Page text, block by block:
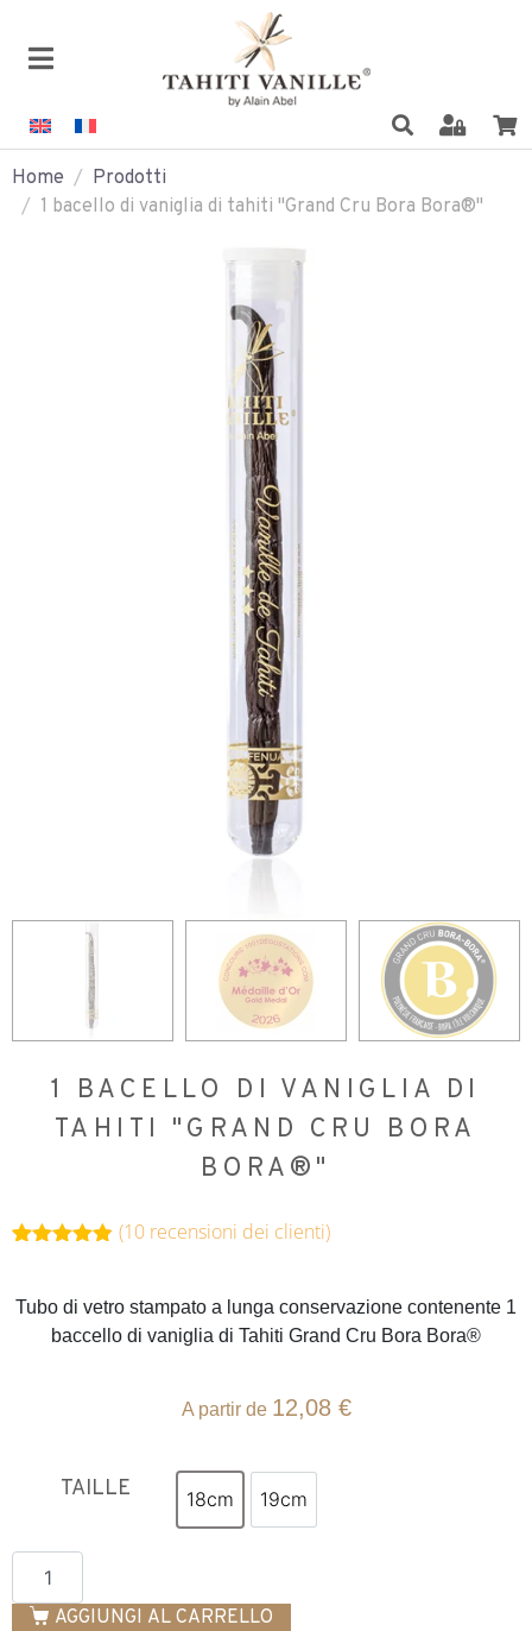
Home
Prodotti
1 bacello di vaniglia di tahiti "Grand Cru Bora Bora®"
1 BACELLO DI VANIGLIA DI
TAHITI "GRAND CRU BORA
BORA®"
su base
di
recensioni
(10 recensioni dei clienti)
Tubo di vetro stampato a lunga conservazione contenente 1
baccello di vaniglia di Tahiti Grand Cru Bora Bora®
A partir de 12,08 €
TAILLE 18cm 19cm
AGGIUNGI AL CARRELLO